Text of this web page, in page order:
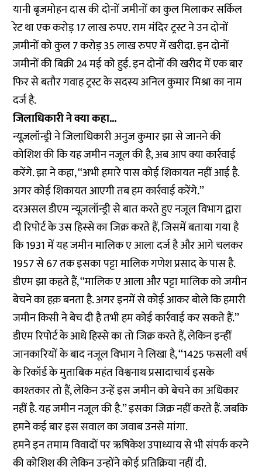
यानी बृजमोहन दास की दोनों जमीनों का कुल मिलाकर सर्किल
रेट था एक करोड़ 17 लाख रुपए. राम मंदिर ट्रस्ट ने उन दोनों
ज़मीनों को कुल 7 करोड़ 35 लाख रुपए में खरीदा. इन दोनों
जमीनों की बिक्री 24 मई को हुई. इन दोनों की खरीद में एक बार
फिर से बतौर गवाह ट्रस्ट के सदस्य अनिल कुमार मिश्रा का नाम
दर्ज है.
जिलाधिकारी ने क्या कहा...
न्यूज़लॉन्ड्री ने जिलाधिकारी अनुज कुमार झा से जानने की
कोशिश की कि यह जमीन नजूल की है, अब आप क्या कार्रवाई
करेंगे. झा ने कहा, ‘‘अभी हमारे पास कोई शिकायत नहीं आई है.
अगर कोई शिकायत आएगी तब हम कार्रवाई करेंगे.’’
दरअसल डीएम न्यूज़लॉन्ड्री से बात करते हुए नजूल विभाग द्वारा
दी रिपोर्ट के उस हिस्से का जिक्र करते हैं, जिसमें बताया गया है
कि 1931 में यह जमीन मालिक ए आला दर्ज है और आगे चलकर
1957 से 67 तक इसका पट्टा मालिक गणेश प्रसाद के पास है.
डीएम झा कहते हैं, ‘‘मालिक ए आला और पट्टा मालिक को जमीन
बेचने का हक़ बनता है. अगर इनमें से कोई आकर बोले कि हमारी
जमीन किसी ने बेच दी है तभी हम कोई कार्रवाई कर सकते हैं.’’
डीएम रिपोर्ट के आधे हिस्से का तो जिक्र करते हैं, लेकिन इन्हीं
जानकारियों के बाद नजूल विभाग ने लिखा है, ‘‘1425 फसली वर्ष
के रिकॉर्ड के मुताबिक महंत विश्वनाथ प्रसादाचार्य इसके
काश्तकार तो हैं, लेकिन उन्हें इस जमीन को बेचने का अधिकार
नहीं है. यह जमीन नजूल की है.’’ इसका जिक्र नहीं करते हैं. जबकि
हमने कई बार इस सवाल का जवाब उनसे मांगा.
हमने इन तमाम विवादों पर ऋषिकेश उपाध्याय से भी संपर्क करने
की कोशिश की लेकिन उन्होंने कोई प्रतिक्रिया नहीं दी.